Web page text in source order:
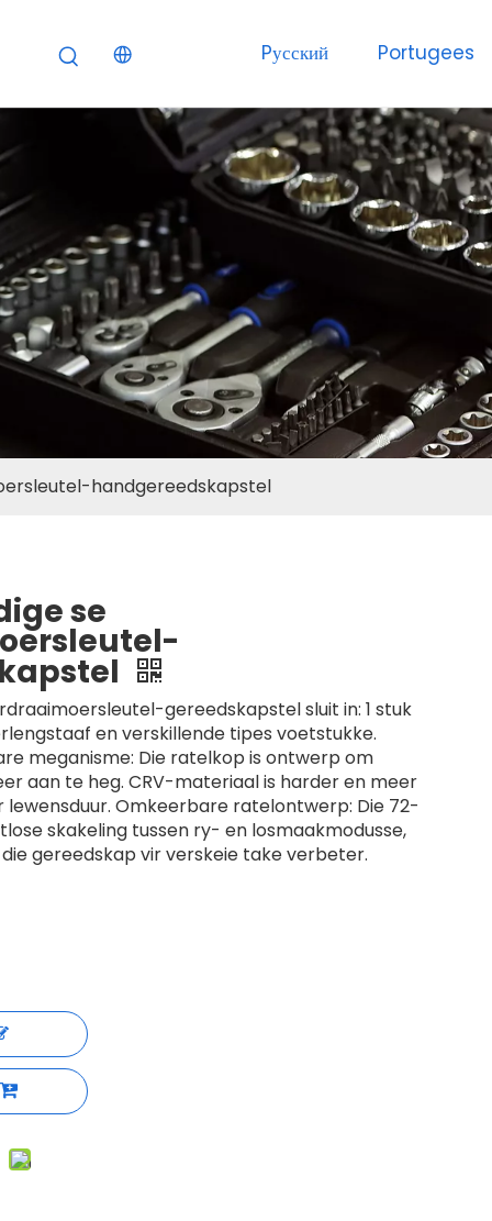
Pусский Portugees
handgereedskapstel
se
gereedskapstel sluit in: 1 stuk
en verskillende tipes voetstukke.
meganisme: Die ratelkop is ontwerp om
aan te heg. CRV-materiaal is harder en meer
Omkeerbare ratelontwerp: Die 72-
skakeling tussen ry- en losmaakmodusse,
gereedskap vir verskeie take verbeter.